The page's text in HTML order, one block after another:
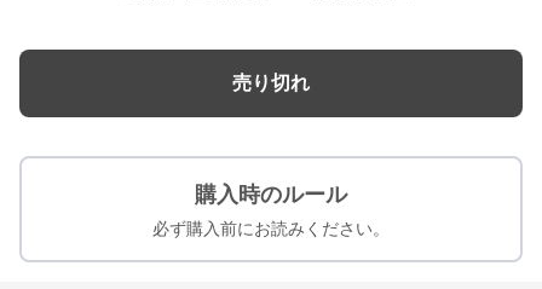
売り切れ
購入時のルール
必ず購入前にお読みください。